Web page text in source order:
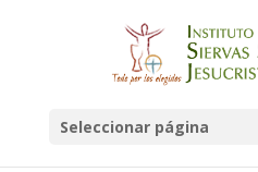
Seleccionar página
e